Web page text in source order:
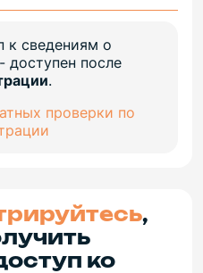
к сведениям о
доступен после
.
проверки по
,
ко